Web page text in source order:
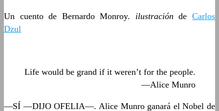
Un cuento de Bernardo Monroy. ilustración deCarlos
Dzul
Life would be grand if it weren’t for the people.
—Alice Munro
—SÍ —DIJO OFELIA—. Alice Munro ganará el Nobel de